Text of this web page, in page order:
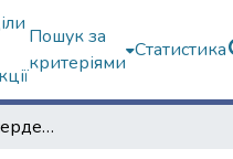
Пошук за
критеріями
Статистика
Хай палає вогонь сердець! Відгомін трудового літа